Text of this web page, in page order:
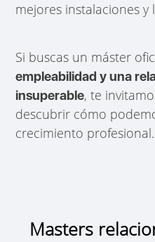
mejores instalaciones y
Si buscas un máster
empleabilidad y una
insuperable, te
descubrir cómo
crecimiento profesional.
Masters